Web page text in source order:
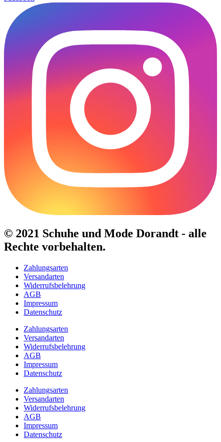
© 2021 Schuhe und Mode Dorandt - alle
Rechte vorbehalten.
Zahlungsarten
Versandarten
Widerrufsbelehrung
AGB
Impressum
Datenschutz
Zahlungsarten
Versandarten
Widerrufsbelehrung
AGB
Impressum
Datenschutz
Zahlungsarten
Versandarten
Widerrufsbelehrung
AGB
Impressum
Datenschutz